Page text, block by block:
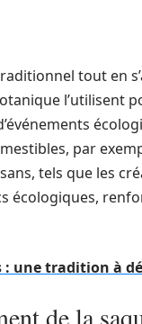
tout en
l’utilisent
par
tels que les
écologiques,
: une tradition à
de la